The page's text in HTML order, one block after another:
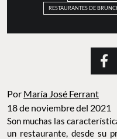
RESTAURANTES DE
Por María José Ferrant
18 de noviembre del 2021
Son muchas las
un restaurante, desde su